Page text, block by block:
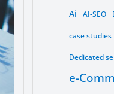
Ai AI-SEO
case studies
Dedicated
e-